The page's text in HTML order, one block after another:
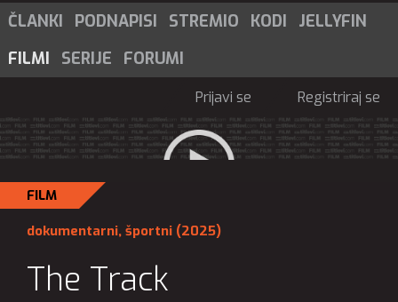
ČLANKI PODNAPISI STREMIO KODI
JELLYFIN
FILMI
SERIJE FORUMI
Prijavi se Registriraj se
FILM
dokumentarni, športni (2025)
The Track